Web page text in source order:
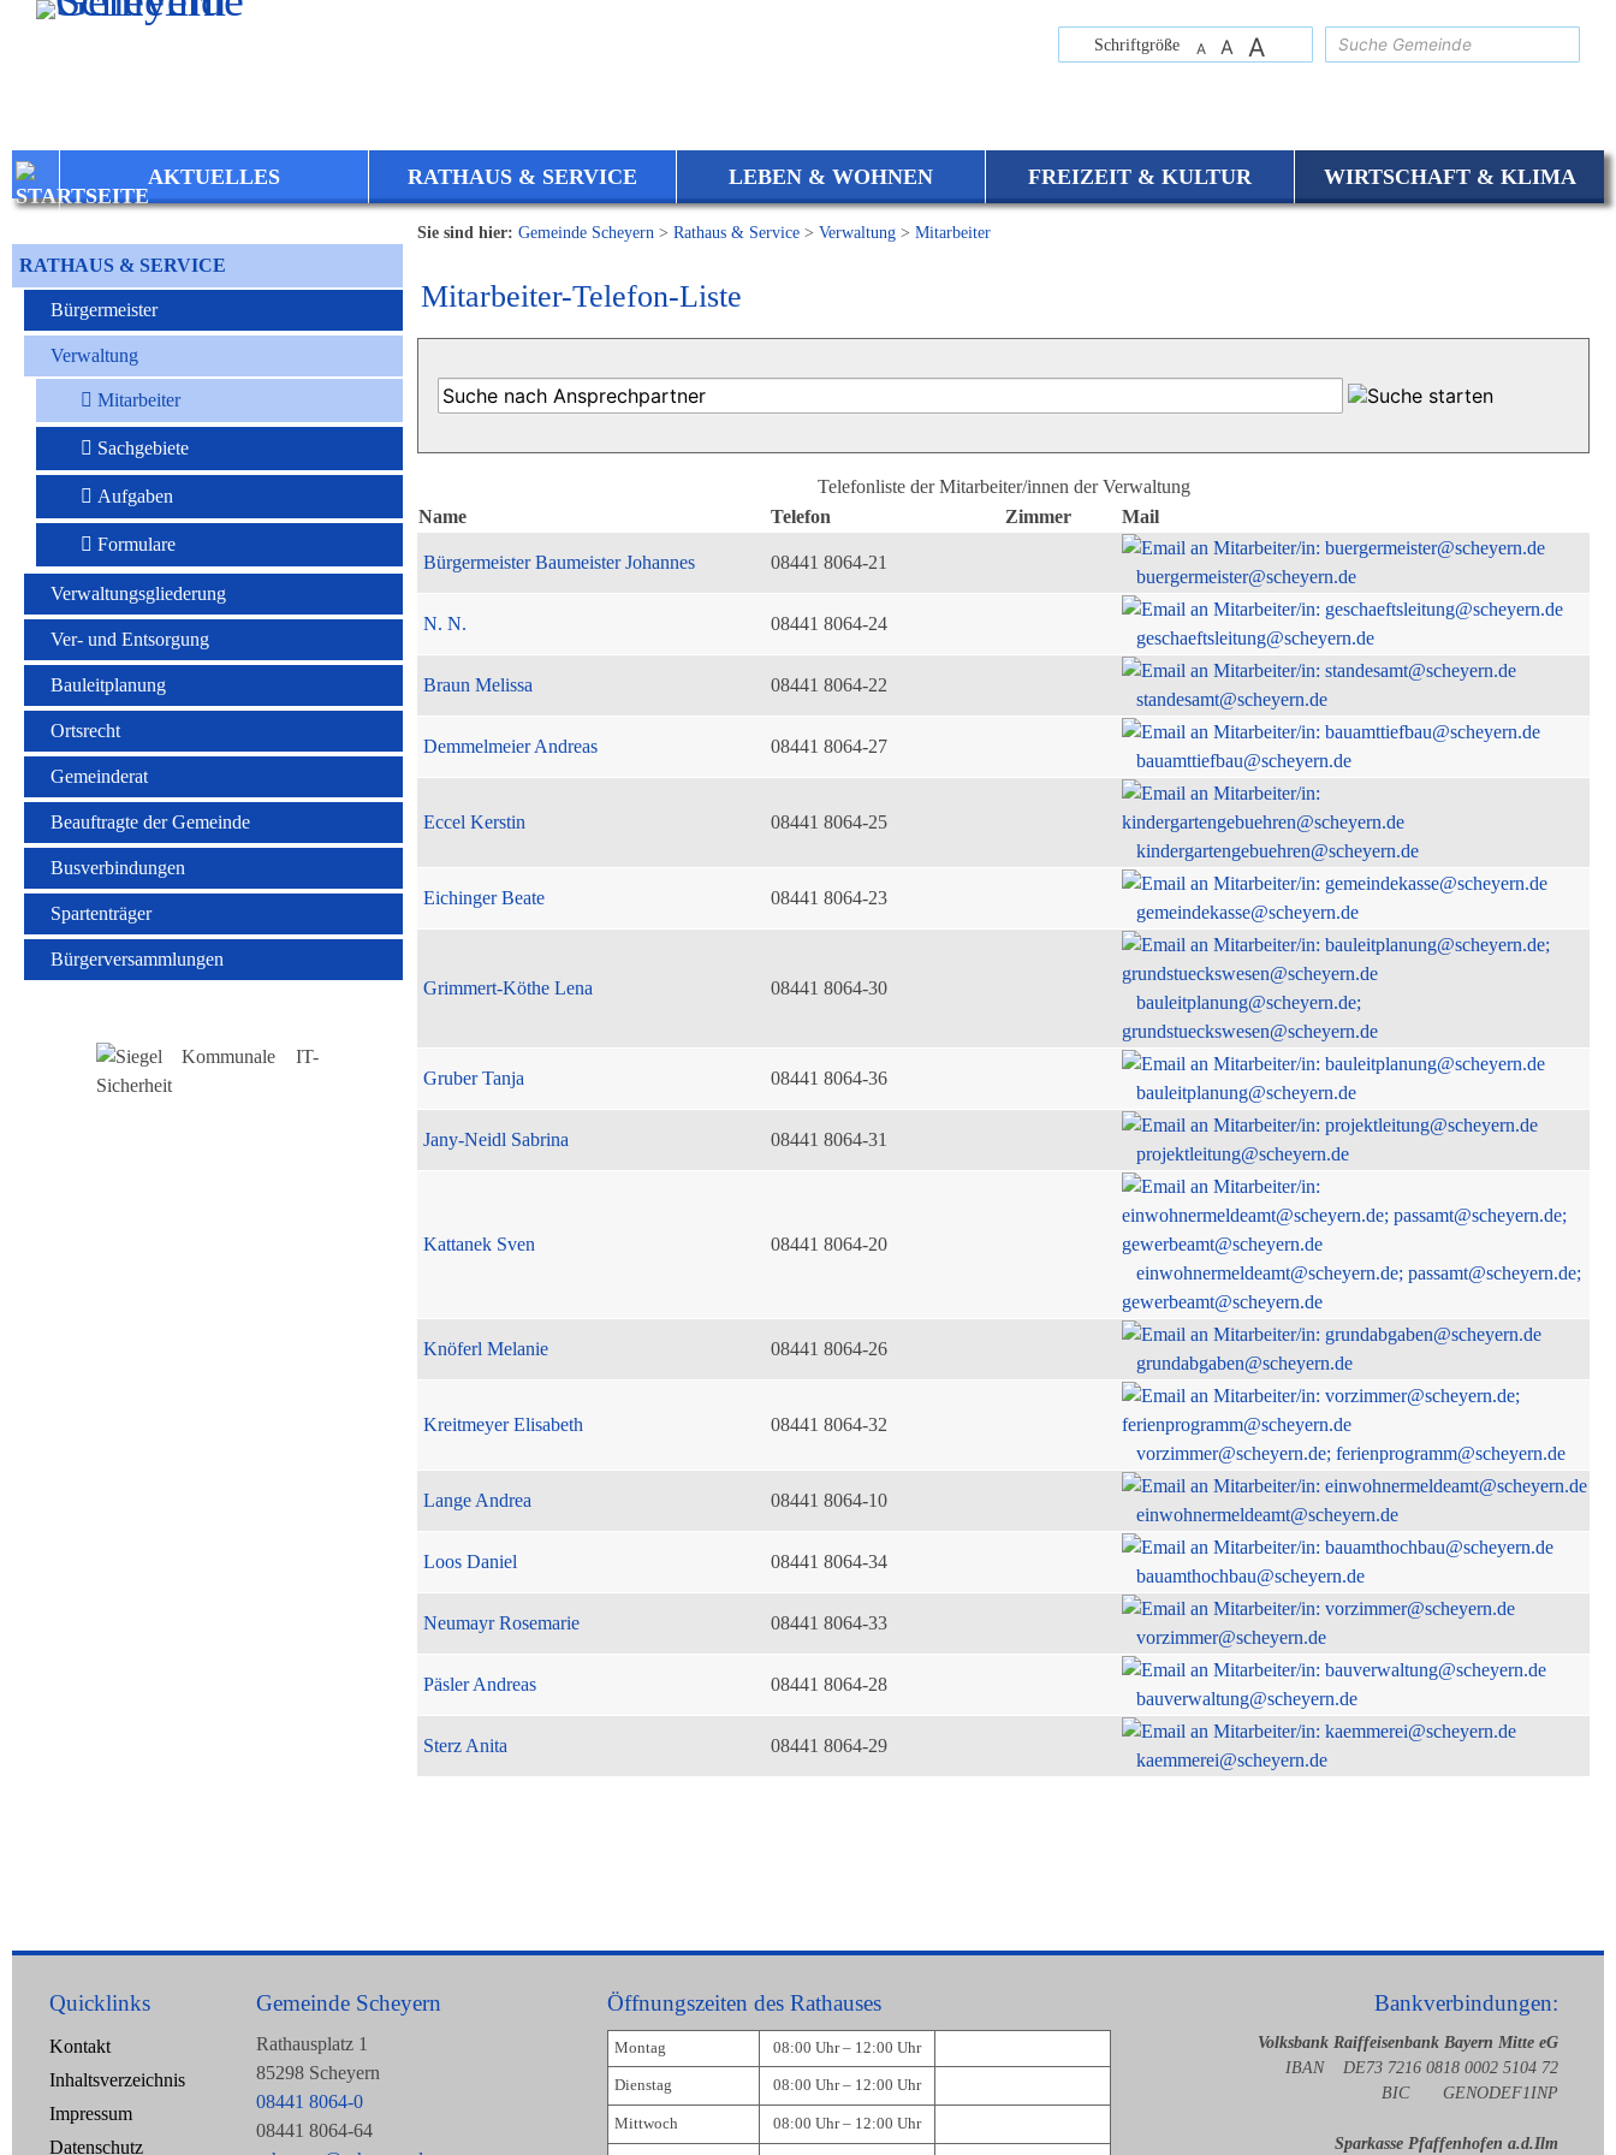
Zum Inhalt,zur Navigationoder
Schriftgröße A A A
AKTUELLES RATHAUS & SERVICE LEBEN & WOHNEN FREIZEIT & KULTUR WIRTSCHAFT & KLIMA
RATHAUS & SERVICE
Bürgermeister
Verwaltung
Mitarbeiter
Sachgebiete
Aufgaben
Formulare
Verwaltungsgliederung
Ver- und Entsorgung
Bauleitplanung
Ortsrecht
Gemeinderat
Beauftragte der Gemeinde
Busverbindungen
Spartenträger
Bürgerversammlungen
Sie sind hier: Gemeinde Scheyern > Rathaus & Service > Verwaltung > Mitarbeiter
Mitarbeiter-Telefon-Liste
Telefonliste der Mitarbeiter/innen der Verwaltung
Name
Telefon Zimmer Mail
Bürgermeister Baumeister Johannes 08441 8064-21
buergermeister@scheyern.de
N. N. 08441 8064-24
geschaeftsleitung@scheyern.de
Braun Melissa 08441 8064-22
standesamt@scheyern.de
Demmelmeier Andreas 08441 8064-27
bauamttiefbau@scheyern.de
Eccel Kerstin
08441 8064-25
kindergartengebuehren@scheyern.de
Eichinger Beate 08441 8064-23
gemeindekasse@scheyern.de
Grimmert-Köthe Lena 08441 8064-30
bauleitplanung@scheyern.de;
grundstueckswesen@scheyern.de
Gruber Tanja 08441 8064-36
bauleitplanung@scheyern.de
Jany-Neidl Sabrina 08441 8064-31
projektleitung@scheyern.de
Kattanek Sven
08441 8064-20
einwohnermeldeamt@scheyern.de; passamt@scheyern.de;
gewerbeamt@scheyern.de
Knöferl Melanie 08441 8064-26
grundabgaben@scheyern.de
Kreitmeyer Elisabeth
08441 8064-32
vorzimmer@scheyern.de; ferienprogramm@scheyern.de
Lange Andrea 08441 8064-10
einwohnermeldeamt@scheyern.de
Loos Daniel 08441 8064-34
bauamthochbau@scheyern.de
Neumayr Rosemarie 08441 8064-33
vorzimmer@scheyern.de
Päsler Andreas 08441 8064-28
bauverwaltung@scheyern.de
Sterz Anita 08441 8064-29
kaemmerei@scheyern.de
Quicklinks
Kontakt
Inhaltsverzeichnis
Impressum
Datenschutz
Gemeinde Scheyern
Rathausplatz 1
85298 Scheyern
08441 8064-0
08441 8064-64
Öffnungszeiten des Rathauses
Montag 08:00 Uhr – 12:00 Uhr
Dienstag 08:00 Uhr – 12:00 Uhr
Mittwoch 08:00 Uhr – 12:00 Uhr
Bankverbindungen:
Volksbank Raiffeisenbank Bayern Mitte eG
IBAN DE73 7216 0818 0002 5104 72
BIC GENODEF1INP
Sparkasse Pfaffenhofen a.d.Ilm